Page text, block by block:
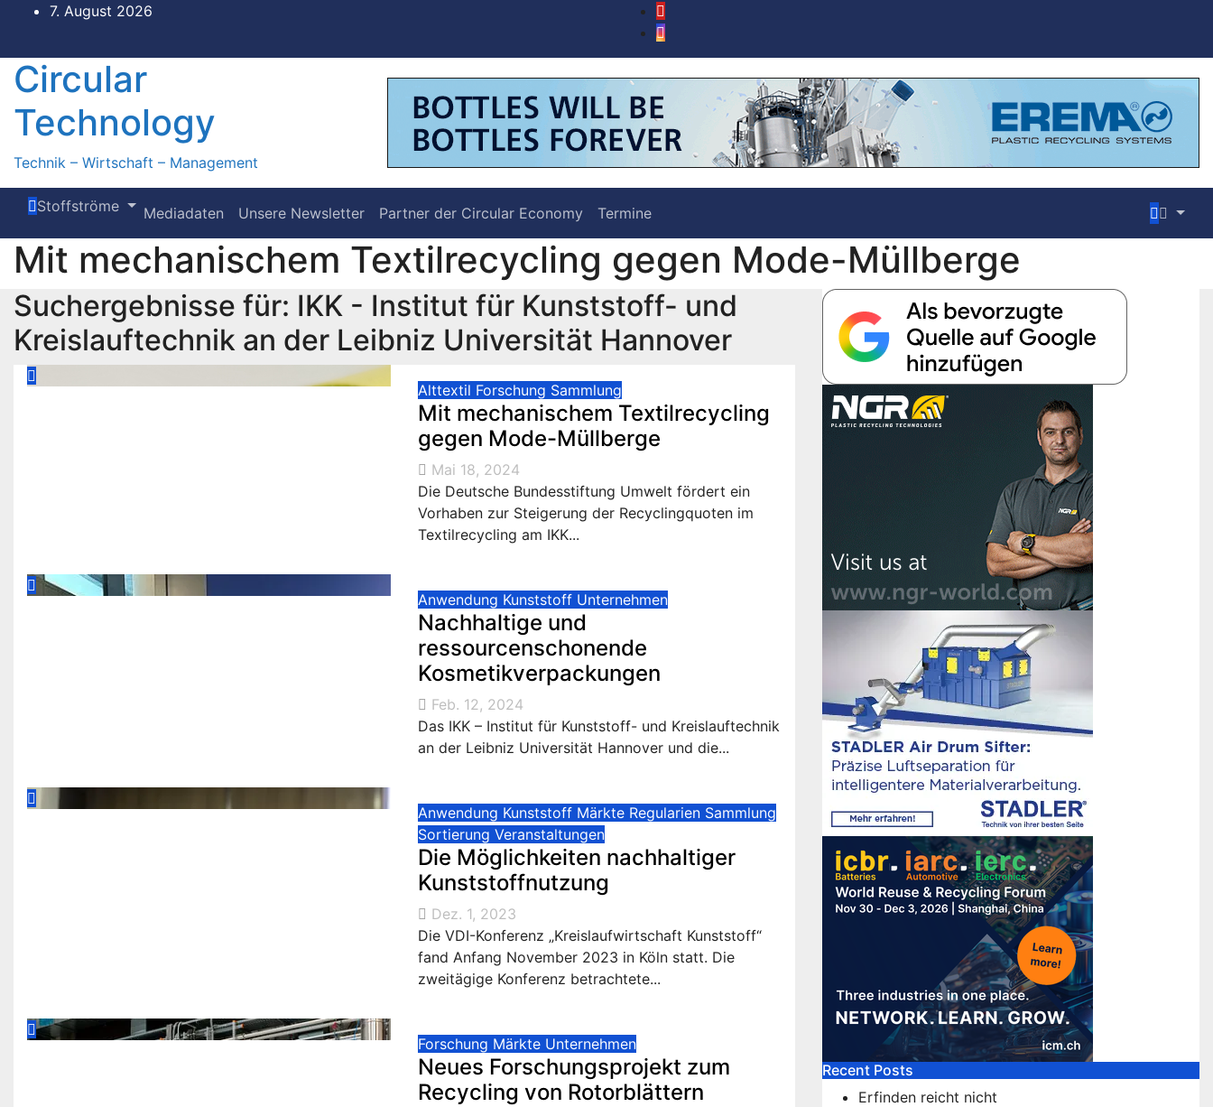
springen
7. August 2026
Circular
Technology
Technik – Wirtschaft – Management
Stoffströme Mediadaten Unsere Newsletter Partner der Circular Economy Termine
Mit mechanischem Textilrecycling gegen Mode-Müllberge
Suchergebnisse für: IKK - Institut für Kunststoff- und
Kreislauftechnik an der Leibniz Universität Hannover
Alttextil Forschung Sammlung
Mit mechanischem Textilrecycling
gegen Mode-Müllberge
Mai 18, 2024
Die Deutsche Bundesstiftung Umwelt fördert ein
Vorhaben zur Steigerung der Recyclingquoten im
Textilrecycling am IKK...
Anwendung Kunststoff Unternehmen
Nachhaltige und
ressourcenschonende
Kosmetikverpackungen
Feb. 12, 2024
Das IKK – Institut für Kunststoff- und Kreislauftechnik
an der Leibniz Universität Hannover und die...
Anwendung Kunststoff Märkte Regularien Sammlung
Sortierung Veranstaltungen
Die Möglichkeiten nachhaltiger
Kunststoffnutzung
Dez. 1, 2023
Die VDI-Konferenz „Kreislaufwirtschaft Kunststoff“
fand Anfang November 2023 in Köln statt. Die
zweitägige Konferenz betrachtete...
Forschung Märkte Unternehmen
Neues Forschungsprojekt zum
Recycling von Rotorblättern
Recent Posts
Erfinden reicht nicht